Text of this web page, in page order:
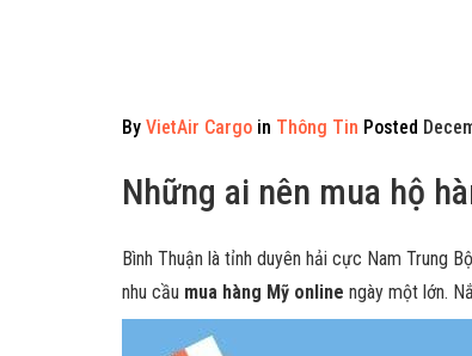
By VietAir Cargo in Thông Tin Posted
Những ai nên mua hộ
Bình Thuận là tỉnh duyên hải cực Nam Trung
nhu cầu mua hàng Mỹ online ngày một lớn.